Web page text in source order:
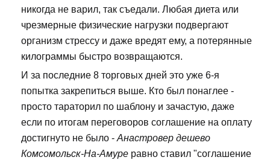
никогда не варил, так съедали. Любая диета или
чрезмерные физические нагрузки подвергают
организм стрессу и даже вредят ему, а потерянные
килограммы быстро возвращаются.
И за последние 8 торговых дней это уже 6-я
попытка закрепиться выше. Кто был понаглее -
просто тараторил по шаблону и зачастую, даже
если по итогам переговоров соглашение на оплату
достигнуто не было - Анастровер дешево
Комсомольск-На-Амуре равно ставил "соглашение